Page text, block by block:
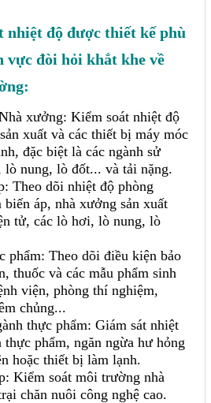
nhiệt độ được thiết kế phù
vực đòi hỏi khắt khe về
xưởng: Kiểm soát nhiệt độ
xuất và các thiết bị máy móc
đặc biệt là các ngành sử
nung, lò đốt... và tải nặng.
Theo dõi nhiệt độ phòng
biến áp, nhà xưởng sản xuất
tử, các lò hơi, lò nung, lò
phẩm: Theo dõi điều kiện bảo
thuốc và các mẫu phẩm sinh
viện, phòng thí nghiệm,
chủng...
thực phẩm: Giám sát nhiệt
thực phẩm, ngăn ngừa hư hỏng
hoặc thiết bị làm lạnh.
Kiểm soát môi trường nhà
chăn nuôi công nghệ cao.